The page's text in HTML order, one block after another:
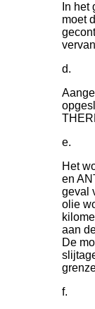
In
moet
Het
en
geval
olie
aan
De